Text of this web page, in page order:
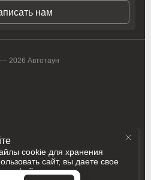
cookie для хранения
сайт, вы даете свое
файлами
нам
2026 Автотаун